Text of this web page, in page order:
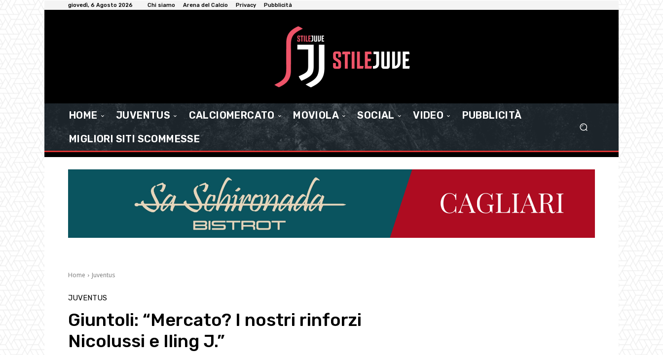
giovedì, 6 Agosto 2026 Chi siamo Arena del Calcio Privacy Pubblicità
HOME JUVENTUS CALCIOMERCATO MOVIOLA SOCIAL VIDEO
PUBBLICITÀ
MIGLIORI SITI SCOMMESSE
Home Juventus
JUVENTUS
Giuntoli: “Mercato? I nostri rinforzi
Nicolussi e Iling J.”